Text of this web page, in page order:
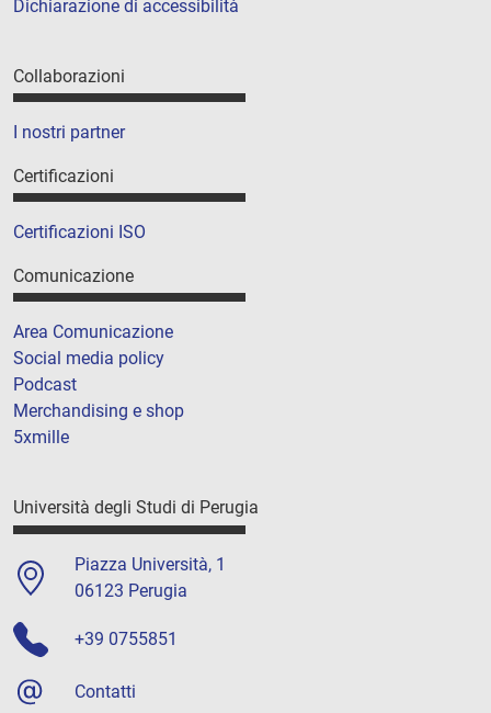
Dichiarazione di accessibilità
Collaborazioni
I nostri partner
Certificazioni
Certificazioni ISO
Comunicazione
Area Comunicazione
Social media policy
Podcast
Merchandising e shop
5xmille
Università degli Studi di Perugia
Piazza Università, 1
06123 Perugia
+39 0755851
Contatti